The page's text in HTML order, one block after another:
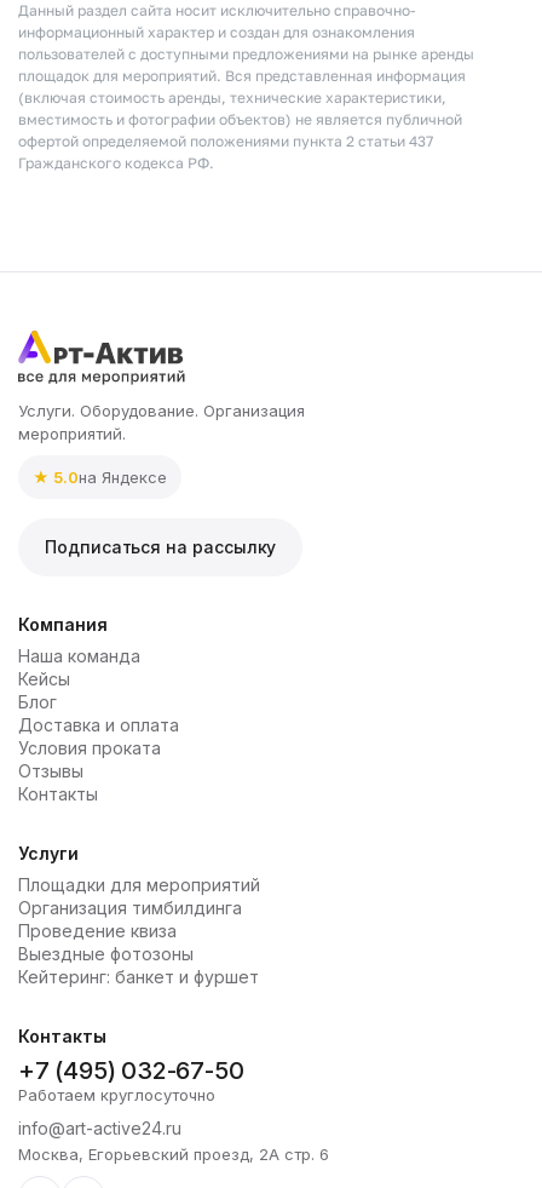
Данный раздел сайта носит исключительно справочно-
информационный характер и создан для ознакомления
пользователей с доступными предложениями на рынке аренды
площадок для мероприятий. Вся представленная информация
(включая стоимость аренды, технические характеристики,
вместимость и фотографии объектов) не является публичной
офертой определяемой положениями пункта 2 статьи 437
Гражданского кодекса РФ.
Услуги. Оборудование. Организация
мероприятий.
★ 5.0на Яндексе
Подписаться на рассылку
Компания
Наша команда
Кейсы
Блог
Доставка и оплата
Условия проката
Отзывы
Контакты
Услуги
Площадки для мероприятий
Организация тимбилдинга
Проведение квиза
Выездные фотозоны
Кейтеринг: банкет и фуршет
Контакты
+7 (495) 032-67-50
Работаем круглосуточно
info@art-active24.ru
Москва, Егорьевский проезд, 2А стр. 6